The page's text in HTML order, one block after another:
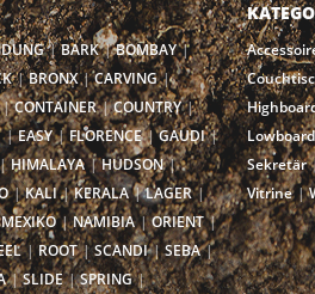
BARK
BOMBAY
BRONX
CARVING
CONTAINER
COUNTRY
EASY FLORENCE
GAUDI
HIMALAYA
HUDSON
KALI KERALA
LAGER
MEXIKO
NAMIBIA
ORIENT
ROOT SCANDI
SEBA
SLIDE SPRING
Lowboard
Sekretär
Vitrine